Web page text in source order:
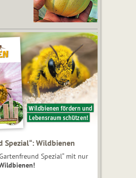
Spezial“: Wildbienen
Spezial“ mit nur